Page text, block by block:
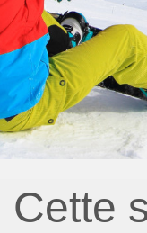
Cette